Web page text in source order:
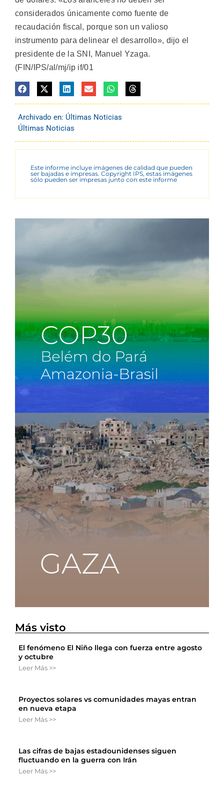
considerados únicamente como fuente de
recaudación fiscal, porque son un valioso
instrumento para delinear el desarrollo», dijo el
presidente de la SNI, Manuel Yzaga.
(FIN/IPS/al/mj/ip if/01
Archivado en: Últimas Noticias
Últimas Noticias
Este informe incluye imágenes de calidad que pueden
ser bajadas e impresas. Copyright IPS, estas imágenes
sólo pueden ser impresas junto con este informe
Más visto
El fenómeno El Niño llega con fuerza entre agosto
y octubre
Leer Más >>
Proyectos solares vs comunidades mayas entran
en nueva etapa
Leer Más >>
Las cifras de bajas estadounidenses siguen
fluctuando en la guerra con Irán
Leer Más >>